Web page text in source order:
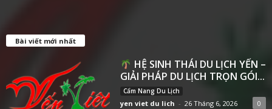
Bài viết mới nhất
HỆ SINH THÁI DU LỊCH YẾN –
GIẢI PHÁP DU LỊCH TRỌN GÓI...
Cẩm Nang Du Lịch
yen viet du lich - 26 Tháng 6, 2026 0